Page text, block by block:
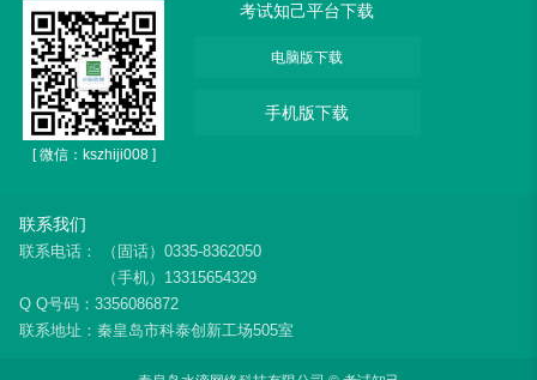
[ 微信：kszhiji008 ]
考试知己平台下载
电脑版下载
手机版下载
联系我们
联系电话：
（固话）0335-8362050
（手机）13315654329
Q Q号码：3356086872
联系地址：秦皇岛市科泰创新工场505室